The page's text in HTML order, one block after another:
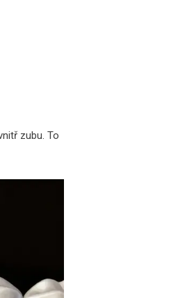
zubu. To